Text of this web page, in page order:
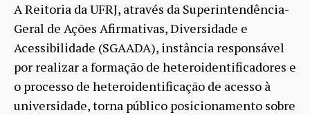
A Reitoria da UFRJ, através da Superintendência-
Geral de Ações Afirmativas, Diversidade e
Acessibilidade (SGAADA), instância responsável
por realizar a formação de heteroidentificadores e
o processo de heteroidentificação de acesso à
universidade, torna público posicionamento sobre